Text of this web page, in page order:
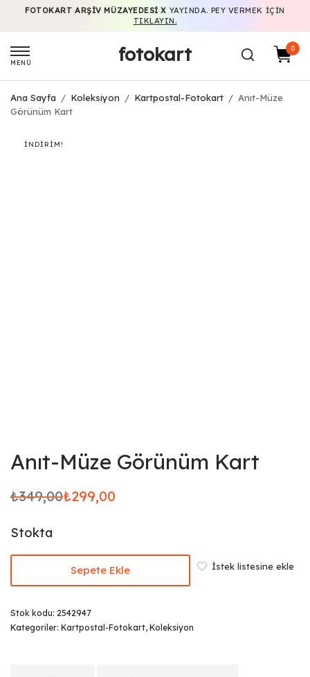
FOTOKART ARŞIV MÜZAYEDESI X YAYINDA. PEY VERMEK IÇIN
TIKLAYIN.
MENÜ fotokart 0
Ana Sayfa / Koleksiyon / Kartpostal-Fotokart / Anıt-Müze
Görünüm Kart
İNDIRIM!
Anıt-Müze Görünüm Kart
₺349,00
Orijinal
₺349,00.
₺299,00
Şu
fiyat:
₺299,00.
Stokta
Sepete Ekle İstek listesine ekle
Stok kodu: 2542947
Kategoriler: Kartpostal-Fotokart, Koleksiyon